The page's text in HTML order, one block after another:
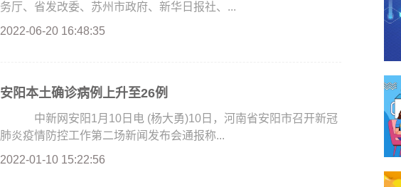
务厅、省发改委、苏州市政府、新华日报社、...
2022-06-20 16:48:35
安阳本土确诊病例上升至26例
中新网安阳1月10日电 (杨大勇)10日，河南省安阳市召开新冠
肺炎疫情防控工作第二场新闻发布会通报称...
2022-01-10 15:22:56